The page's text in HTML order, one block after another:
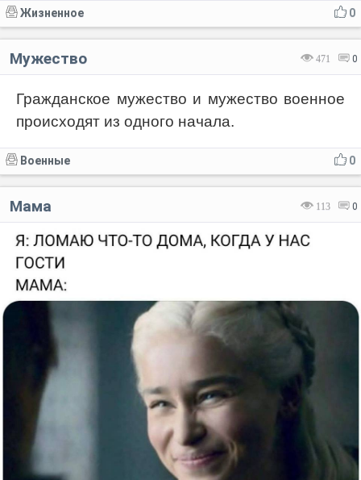
0
Жизненное
471 0
Мужество
Гражданское мужество и мужество военное
происходят из одного начала.
0
Военные
113 0
Мама